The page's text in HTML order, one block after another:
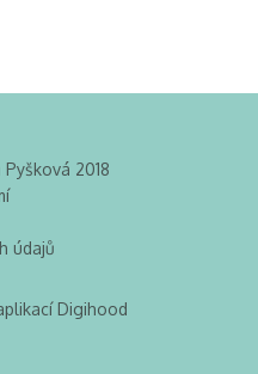
2018
údajů
Digihood